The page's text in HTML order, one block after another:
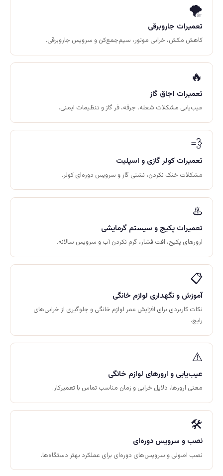
🌪️
تعمیرات جاروبرقی
کاهش مکش، خرابی موتور، سیم‌جمع‌کن و سرویس جاروبرقی.
🔥
تعمیرات اجاق گاز
عیب‌یابی مشکلات شعله، جرقه، فر گاز و تنظیمات ایمنی.
💨
تعمیرات کولر گازی و اسپلیت
مشکلات خنک نکردن، نشتی گاز و سرویس دوره‌ای کولر.
♨️
تعمیرات پکیج و سیستم گرمایشی
ارورهای پکیج، افت فشار، گرم نکردن آب و سرویس سالانه.
📋
آموزش و نگهداری لوازم خانگی
نکات کاربردی برای افزایش عمر لوازم خانگی و جلوگیری از خرابی‌های
رایج.
⚠️
عیب‌یابی و ارورهای لوازم خانگی
معنی ارورها، دلایل خرابی و زمان مناسب تماس با تعمیرکار.
🛠️
نصب و سرویس دوره‌ای
نصب اصولی و سرویس‌های دوره‌ای برای عملکرد بهتر دستگاه‌ها.